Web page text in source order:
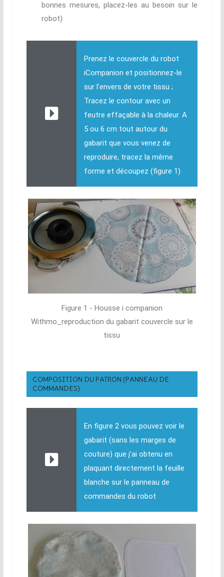
bonnes mesures, placez-les au besoin sur le
robot)
Prenez le couvercle du robot
iCompanion et positionnez-le
sur l'envers de votre tissu ;
Tracez le contour avec un
feutre effaçable à la chaleur. A
5 ou 6 cm tout autour du
gabarit que vous venez de
reproduire, tracez la même
forme et découpez (figure 1)
Figure 1 - Housse i companion
Withmo_reproduction du gabarit couvercle sur le
tissu
COMPOSITION DU PATRON (PANNEAU DE
COMMANDES)
En figure 2 vous pouvez voir le
gabarit (sans les marges de
couture) que j'ai obtenu en
plaquant directement la feuille
blanche sur le panneau de
commandes du robot